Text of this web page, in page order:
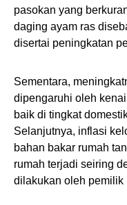
pasokan yang
daging ayam ras
disertai peningkatan
Sementara,
dipengaruhi oleh
baik di tingkat
Selanjutnya, inflasi
bahan bakar rumah
rumah terjadi seiring
dilakukan oleh pemilik